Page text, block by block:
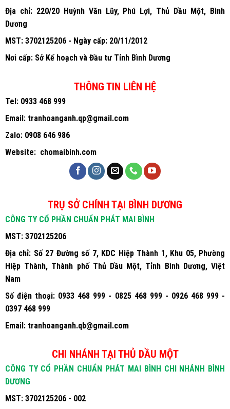
Địa chỉ: 220/20 Huỳnh Văn Lũy, Phú Lợi, Thủ Dầu Một, Bình
Dương
MST: 3702125206 - Ngày cấp: 20/11/2012
Nơi cấp: Sở Kế hoạch và Đầu tư Tỉnh Bình Dương
THÔNG TIN LIÊN HỆ
Tel:0933 468 999
Email:tranhoanganh.qp@gmail.com
Zalo:0908 646 986
Website: chomaibinh.com
TRỤ SỞ CHÍNH TẠI BÌNH DƯƠNG
CÔNG TY CỔ PHẦN CHUẨN PHÁT MAI BÌNH
MST:3702125206
Địa chỉ: Số 27 Đường số 7, KDC Hiệp Thành 1, Khu 05, Phường
Hiệp Thành, Thành phố Thủ Dầu Một, Tỉnh Bình Dương, Việt
Nam
Số điện thoại: 0933 468 999 - 0825 468 999 - 0926 468 999 -
0397 468 999
Email:tranhoanganh.qb@gmail.com
CHI NHÁNH TẠI THỦ DẦU MỘT
CÔNG TY CỔ PHẦN CHUẨN PHÁT MAI BÌNH CHI NHÁNH BÌNH
DƯƠNG
MST:3702125206 - 002